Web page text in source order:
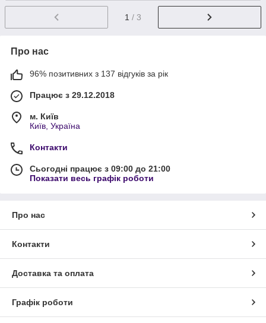
1 / 3
Про нас
96% позитивних з 137 відгуків за рік
Працює з 29.12.2018
м. Київ
Київ, Україна
Контакти
Сьогодні працює з 09:00 до 21:00
Показати весь графік роботи
Про нас
Контакти
Доставка та оплата
Графік роботи